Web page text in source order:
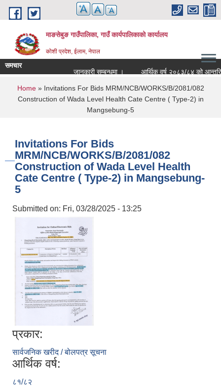
Skip to main content
माङसेबुङ गाउँपालिका, गाउँ कार्यपालिकाको कार्यालय
कोशी प्रदेश, ईलाम, नेपाल
समचार
जानकारी सम्बन्धमा ।
आर्थिक वर्ष २०८३/८४ को आन्तरिक
You are here
Home» Invitations For Bids MRM/NCB/WORKS/B/2081/082
Construction of Wada Level Health Cate Centre ( Type-2) in
Mangsebung-5
Invitations For Bids
MRM/NCB/WORKS/B/2081/082
Construction of Wada Level Health
Cate Centre ( Type-2) in Mangsebung-
5
Submitted on: Fri, 03/28/2025 - 13:25
प्रकार:
सार्वजनिक खरीद / बोलपत्र सूचना
आर्थिक वर्ष:
८१/८२